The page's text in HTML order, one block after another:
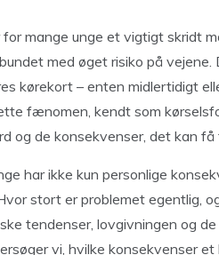
mange unge et vigtigt skridt
med øget risiko på vejene.
kørekort – enten midlertidigt
fænomen, kendt som
og de konsekvenser, det kan få
har ikke kun personlige
stort er problemet egentlig,
tendenser, lovgivningen og
vi, hvilke konsekvenser